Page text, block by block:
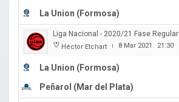
La Union (Formosa)
Liga Nacional - 2020/21 Fase Regular
Héctor Etchart | 8 Mar 2021 21:30
La Union (Formosa)
Peñarol (Mar del Plata)